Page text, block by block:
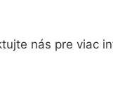
nás pre viac